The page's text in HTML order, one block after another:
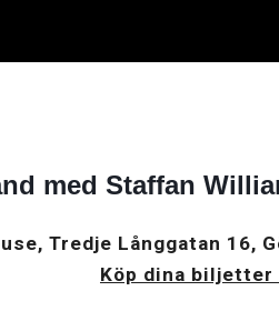
content
med Staffan
Tredje Långgatan 16,
Köp dina biljetter